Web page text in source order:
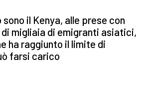
il Kenya, alle prese con
di migliaia di emigranti asiatici,
ha raggiunto il limite di
farsi carico